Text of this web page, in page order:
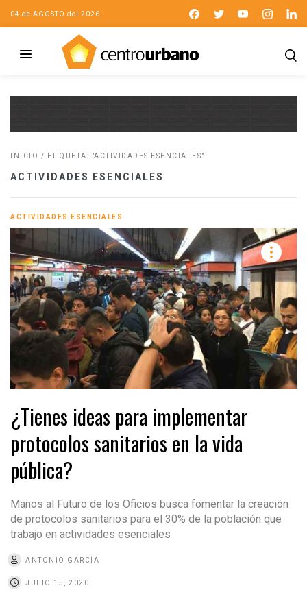
04 de AGOSTO del 2026
INICIO / ETIQUETA: "ACTIVIDADES ESENCIALES"
ACTIVIDADES ESENCIALES
ACTIVIDADES ESENCIALES
¿Tienes ideas para implementar
protocolos sanitarios en la vida
pública?
Manos al Futuro de los Oficios busca fomentar la creación
de protocolos sanitarios para el 30% de la población que
trabajo en actividades esenciales
ANTONIO GARCÍA
JULIO 15, 2020